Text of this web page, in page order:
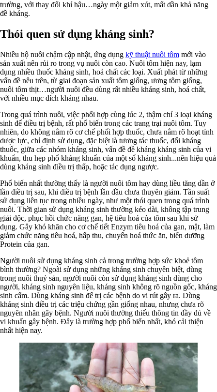
trường, với thay đổi khí hậu…ngày một giảm xút, mất dần khả năng
đề kháng.
Thói quen sử dụng kháng sinh?
Nhiều hộ nuôi chậm cập nhật, ứng dụng kỹ thuật nuôi tôm mới vào
sản xuất nên rủi ro trong vụ nuôi còn cao. Nuôi tôm hiện nay, lạm
dụng nhiều thuốc kháng sinh, hoá chất các loại. Xuất phát từ những
vấn đề nêu trên, từ giai đoạn sản xuất tôm giống, ương tôm giống,
nuôi tôm thịt…người nuôi đều dùng rất nhiều kháng sinh, hoá chất,
với nhiều mục đích kháng nhau.
Trong quá trình nuôi, việc phối hợp cùng lúc 2, thậm chí 3 loại kháng
sinh để điều trị bệnh, rất phổ biến trong các trang trại nuôi tôm. Tuy
nhiên, do không nắm rõ cơ chế phối hợp thuốc, chưa nắm rõ hoạt tính
dược lực, chỉ định sử dụng, đặc biệt là tương tác thuốc, đối kháng
thuốc, giữa các nhóm kháng sinh, vấn đề đề kháng kháng sinh của vi
khuẩn, thu hẹp phổ kháng khuẩn của một số kháng sinh...nên hiệu quả
dùng kháng sinh điều trị thấp, hoặc tác dụng ngược.
Phổ biến nhất thường thấy là người nuôi tôm hay dùng liều tăng dần ở
lần điều trị sau, khi điều trị bệnh lần đầu chưa thuyên giảm. Tần suất
sử dụng liên tục trong nhiều ngày, như một thói quen trong quá trình
nuôi. Thời gian sử dụng kháng sinh thường kéo dài, không tập trung
giải độc, phục hồi chức năng gan, hệ tiêu hoá của tôm sau khi sử
dụng. Gây khó khăn cho cơ chế tiết Enzym tiêu hoá của gan, mật, làm
giảm chức năng tiêu hoá, hấp thu, chuyển hoá thức ăn, biến dưỡng
Protein của gan.
Người nuôi sử dụng kháng sinh cả trong trường hợp sức khoẻ tôm
bình thường? Ngoài sử dụng những kháng sinh chuyên biệt, dùng
trong nuôi thuỷ sản, người nuôi còn sử dụng kháng sinh dùng cho
người, kháng sinh nguyên liệu, kháng sinh không rõ nguồn gốc, kháng
sinh cấm. Dùng kháng sinh để trị các bệnh do vi rút gây ra. Dùng
kháng sinh điều trị các triệu chứng gần giống nhau, nhưng chưa rõ
nguyên nhân gây bệnh. Người nuôi thường thiếu thông tin đầy đủ về
vi khuẩn gây bệnh. Đây là trường hợp phổ biến nhất, khó cải thiện
nhất hiện nay.